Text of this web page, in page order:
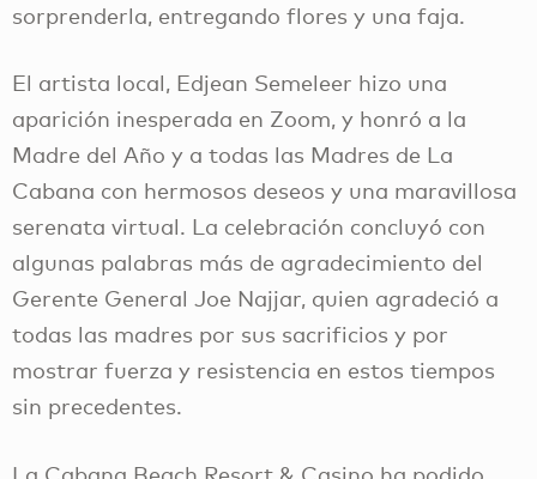
sorprenderla, entregando flores y una faja.
El artista local, Edjean Semeleer hizo una
aparición inesperada en Zoom, y honró a la
Madre del Año y a todas las Madres de La
Cabana con hermosos deseos y una maravillosa
serenata virtual. La celebración concluyó con
algunas palabras más de agradecimiento del
Gerente General Joe Najjar, quien agradeció a
todas las madres por sus sacrificios y por
mostrar fuerza y resistencia en estos tiempos
sin precedentes.